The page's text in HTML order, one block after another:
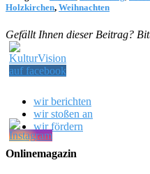
Holzkirchen, Weihnachten
Gefällt Ihnen dieser Beitrag?
wir berichten
wir stoßen an
wir fördern
Onlinemagazin